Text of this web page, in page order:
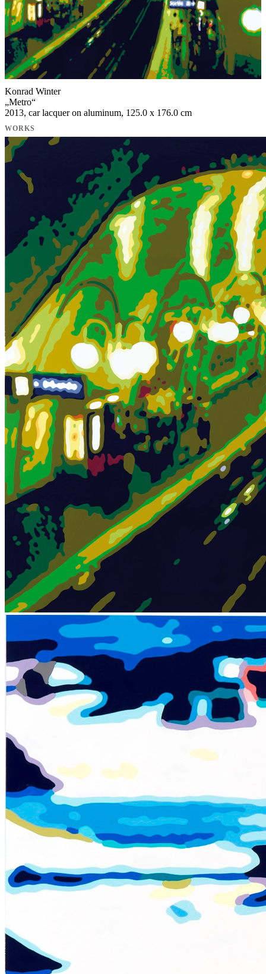
Konrad Winter
„Metro“
2013, car lacquer on aluminum, 125.0 x 176.0 cm
WORKS